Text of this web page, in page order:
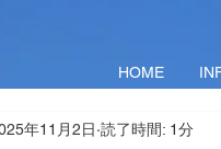
HOME
年11月2日 読了時間: 1分